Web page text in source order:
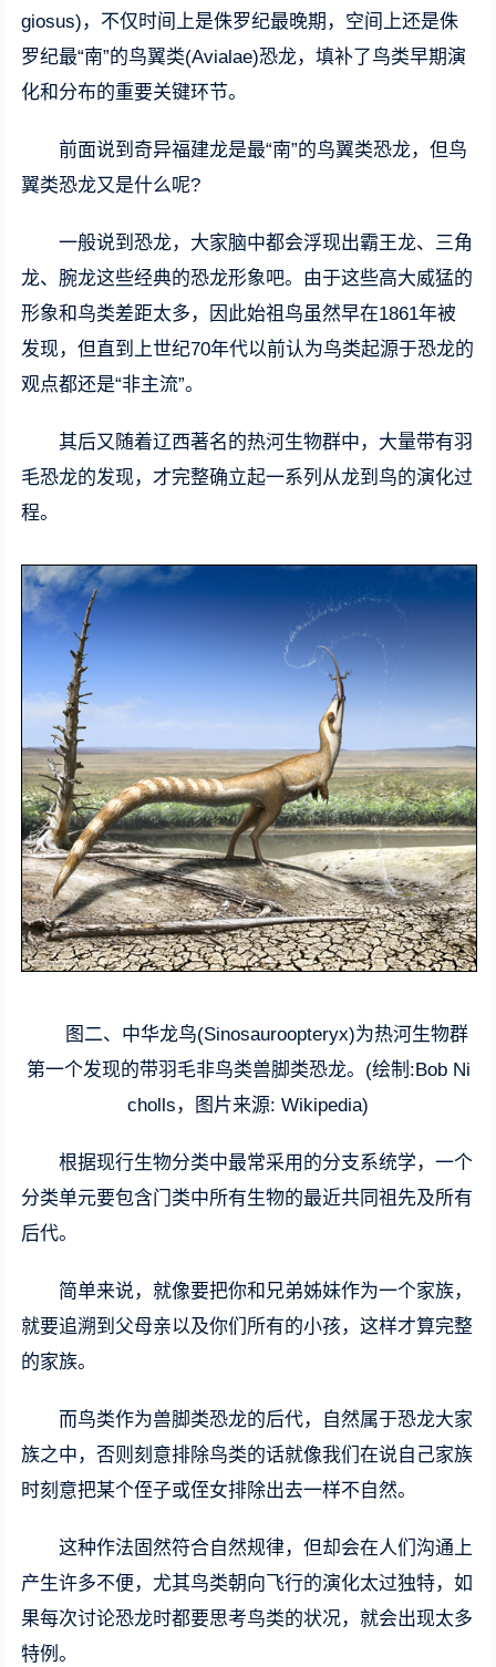
giosus)，不仅时间上是侏罗纪最晚期，空间上还是侏
罗纪最“南”的鸟翼类(Avialae)恐龙，填补了鸟类早期演
化和分布的重要关键环节。
前面说到奇异福建龙是最“南”的鸟翼类恐龙，但鸟
翼类恐龙又是什么呢?
一般说到恐龙，大家脑中都会浮现出霸王龙、三角
龙、腕龙这些经典的恐龙形象吧。由于这些高大威猛的
形象和鸟类差距太多，因此始祖鸟虽然早在1861年被
发现，但直到上世纪70年代以前认为鸟类起源于恐龙的
观点都还是“非主流”。
其后又随着辽西著名的热河生物群中，大量带有羽
毛恐龙的发现，才完整确立起一系列从龙到鸟的演化过
程。
图二、中华龙鸟(Sinosauroopteryx)为热河生物群
第一个发现的带羽毛非鸟类兽脚类恐龙。(绘制:Bob Ni
cholls，图片来源: Wikipedia)
根据现行生物分类中最常采用的分支系统学，一个
分类单元要包含门类中所有生物的最近共同祖先及所有
后代。
简单来说，就像要把你和兄弟姊妹作为一个家族，
就要追溯到父母亲以及你们所有的小孩，这样才算完整
的家族。
而鸟类作为兽脚类恐龙的后代，自然属于恐龙大家
族之中，否则刻意排除鸟类的话就像我们在说自己家族
时刻意把某个侄子或侄女排除出去一样不自然。
这种作法固然符合自然规律，但却会在人们沟通上
产生许多不便，尤其鸟类朝向飞行的演化太过独特，如
果每次讨论恐龙时都要思考鸟类的状况，就会出现太多
特例。